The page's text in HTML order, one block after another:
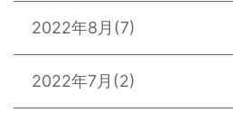
2022年8月 (7)
2022年7月 (2)